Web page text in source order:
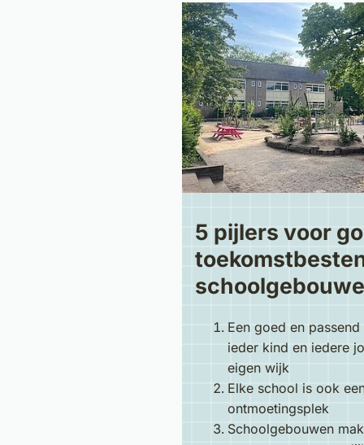
5 pijlers voor
Een goed en
ieder kind en iedere
eigen wijk
Elke school is ook
ontmoetingsplek
Schoolgebouwen